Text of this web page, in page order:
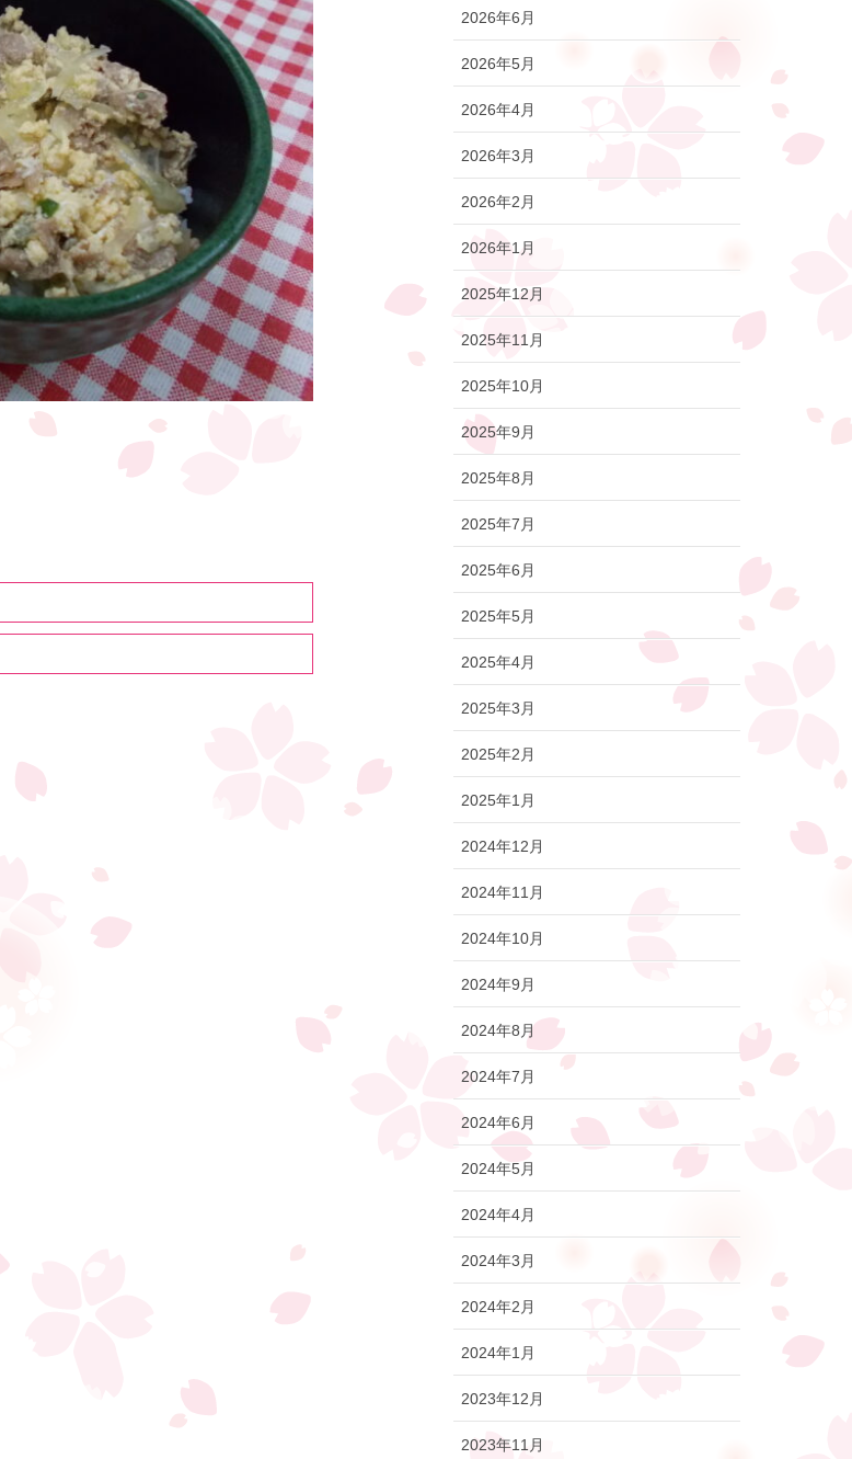
2026年6月
2026年5月
2026年4月
2026年3月
2026年2月
2026年1月
2025年12月
2025年11月
2025年10月
2025年9月
2025年8月
2025年7月
2025年6月
2025年5月
2025年4月
2025年3月
2025年2月
2025年1月
2024年12月
2024年11月
2024年10月
2024年9月
2024年8月
2024年7月
2024年6月
2024年5月
2024年4月
2024年3月
2024年2月
2024年1月
2023年12月
2023年11月